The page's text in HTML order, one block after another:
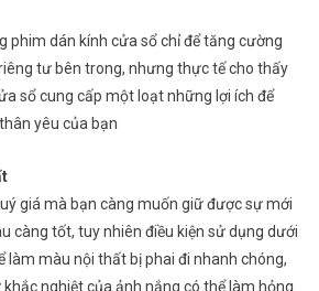
phim dán kính cửa sổ chỉ để tăng cường
tư bên trong, nhưng thực tế cho thấy
sổ cung cấp một loạt những lợi ích để
yêu của bạn
giá mà bạn càng muốn giữ được sự mới
càng tốt, tuy nhiên điều kiện sử dụng dưới
làm màu nội thất bị phai đi nhanh chóng,
nghiệt của ảnh nắng có thể làm hỏng